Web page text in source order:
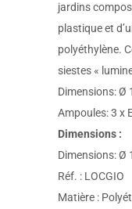
jardins
plastique et
polyéthylène.
siestes «
Dimensions: Ø
Ampoules: 3 x
Dimensions :
Dimensions: Ø
Réf. : LOCGIO
Matière :